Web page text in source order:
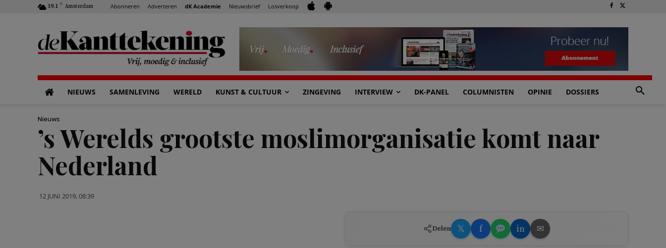
19.1 C Amsterdam Abonneren Adverteren dK Academie Nieuwsbrief Losverkoop
NIEUWS SAMENLEVING WERELD KUNST & CULTUUR ZINGEVING INTERVIEW DK-PANEL COLUMNISTEN OPINIE DOSSIERS
Nieuws
’s Werelds grootste moslimorganisatie komt naar
Nederland
12 JUNI 2019, 08:39
Delen 𝕏 f in ✉